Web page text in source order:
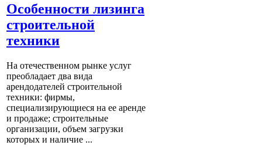
Особенности лизинга
строительной
техники
На отечественном рынке услуг
преобладает два вида
арендодателей строительной
техники: фирмы,
специализирующиеся на ее аренде
и продаже; строительные
организации, объем загрузки
которых и наличие ...